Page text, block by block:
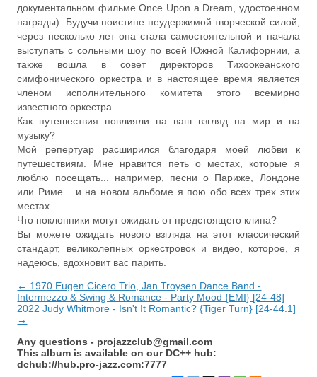
документальном фильме Once Upon a Dream, удостоенном
награды). Будучи поистине неудержимой творческой силой,
через несколько лет она стала самостоятельной и начала
выступать с сольными шоу по всей Южной Калифорнии, а
также вошла в совет директоров Тихоокеанского
симфонического оркестра и в настоящее время является
членом исполнительного комитета этого всемирно
известного оркестра.
Как путешествия повлияли на ваш взгляд на мир и на
музыку?
Мой репертуар расширился благодаря моей любви к
путешествиям. Мне нравится петь о местах, которые я
люблю посещать... например, песни о Париже, Лондоне
или Риме... и на новом альбоме я пою обо всех трех этих
местах.
Что поклонники могут ожидать от предстоящего клипа?
Вы можете ожидать нового взгляда на этот классический
стандарт, великолепных оркестровок и видео, которое, я
надеюсь, вдохновит вас парить.
← 1970 Eugen Cicero Trio, Jan Troysen Dance Band -
Intermezzo & Swing & Romance - Party Mood {EMI} [24-48]
2022 Judy Whitmore - Isn't It Romantic? {Tiger Turn} [24-44.1]
→
Any questions - projazzclub@gmail.com
This album is available on our DC++ hub:
dchub://hub.pro-jazz.com:7777